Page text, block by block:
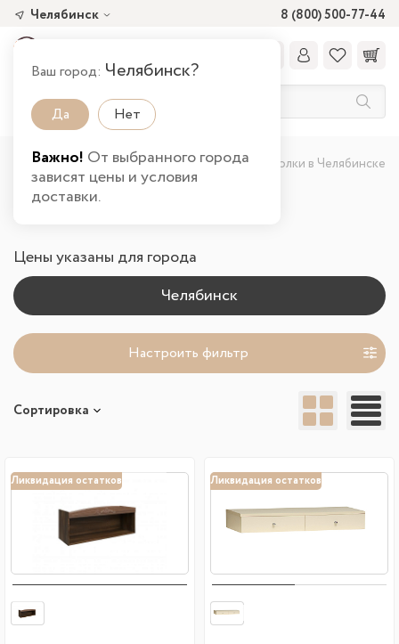
8 (800) 500-77-44
Челябинск
Ваш город: Челябинск?
Да Нет
Важно! От выбранного города
зависят цены и условия
доставки.
Главная Каталог товаров Гостиная Полки в Челябинске
Цены указаны для города
Настроить фильтр
Сортировка
Ликвидация остатков Ликвидация остатков